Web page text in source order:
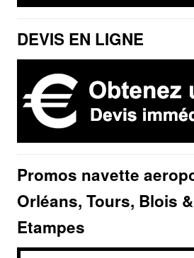
DEVIS EN LIGNE
Promos navette
Orléans, Tours, Blois &
Etampes